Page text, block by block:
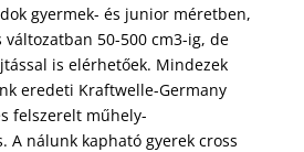
gyermek- és junior méretben,
50-500 cm3-ig, de
is elérhetőek. Mindezek
eredeti Kraftwelle-Germany
felszerelt műhely-
A nálunk kapható gyerek cross